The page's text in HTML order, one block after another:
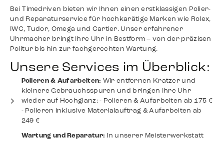
Bei Timedriven bieten wir Ihnen einen erstklassigen Polier-
und Reparaturservice für hochkarätige Marken wie Rolex,
IWC, Tudor, Omega und Cartier. Unser erfahrener
Uhrmacher bringt Ihre Uhr in Bestform – von der präzisen
Politur bis hin zur fachgerechten Wartung.
Unsere Services im Überblick:
Polieren & Aufarbeiten: Wir entfernen Kratzer und
kleinere Gebrauchsspuren und bringen Ihre Uhr
wieder auf Hochglanz: - Polieren & Aufarbeiten ab 175 €
- Polieren inklusive Materialauftrag & Aufarbeiten ab
249 €
Wartung und Reparatur:
In unserer Meisterwerkstatt